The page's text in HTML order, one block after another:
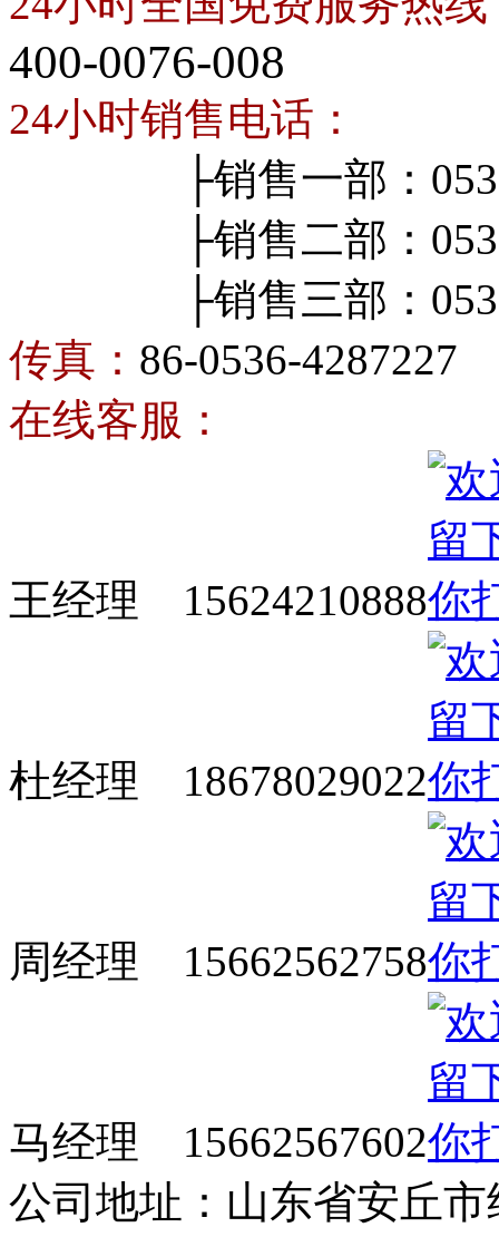
400-0076-008
24小时销售电话：
├销售一部：0536-
├销售二部：0536-
├销售三部：0536-
传真： 86-0536-4287227
在线客服：
王经理 15624210888
杜经理 18678029022
周经理 15662562758
马经理 15662567602
公司地址：山东省安丘